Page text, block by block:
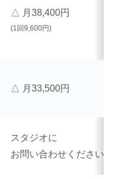
△ 月38,400円
(1回9,600円)
△ 月33,500円
スタジオに
お問い合わせください